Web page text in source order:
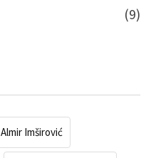
(9)
Almir Imširović